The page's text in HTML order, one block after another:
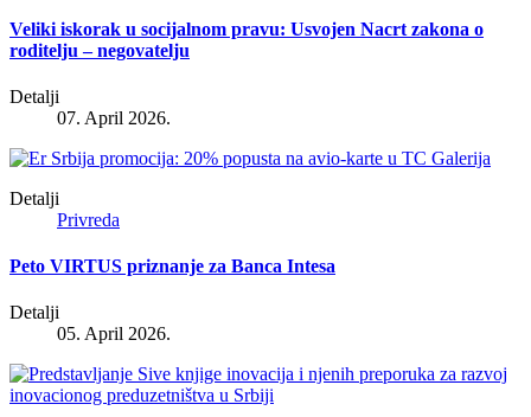
Veliki iskorak u socijalnom pravu: Usvojen Nacrt zakona o
roditelju – negovatelju
Detalji
07. April 2026.
Detalji
Privreda
Peto VIRTUS priznanje za Banca Intesa
Detalji
05. April 2026.